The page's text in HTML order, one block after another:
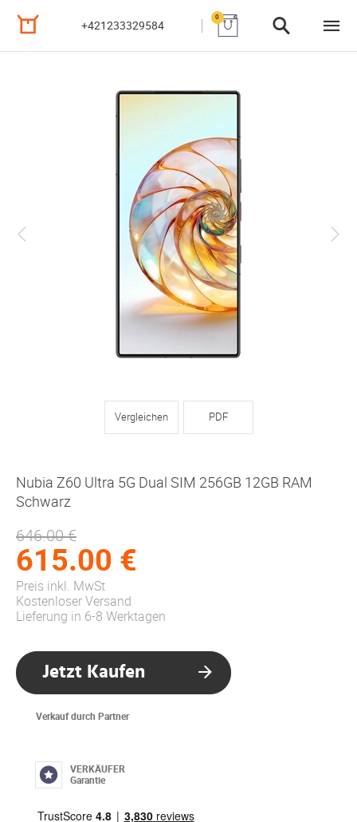
+421233329584
0
Vergleichen PDF
Nubia Z60 Ultra 5G Dual SIM 256GB 12GB RAM
Schwarz
646.00 €
615.00 €
Preis inkl. MwSt
Kostenloser Versand
Lieferung in 6-8 Werktagen
Jetzt Kaufen
Verkauf durch Partner
VERKÄUFER
Garantie